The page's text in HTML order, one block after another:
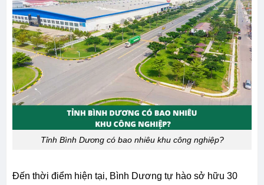
Tỉnh Bình Dương có bao nhiêu khu công nghiệp?
Đến thời điểm hiện tại, Bình Dương tự hào sở hữu 30